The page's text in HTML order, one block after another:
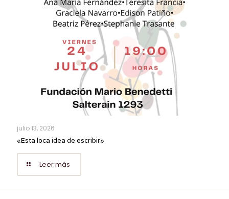
julio 13, 2026
«Esta loca idea de escribir»
Leer más